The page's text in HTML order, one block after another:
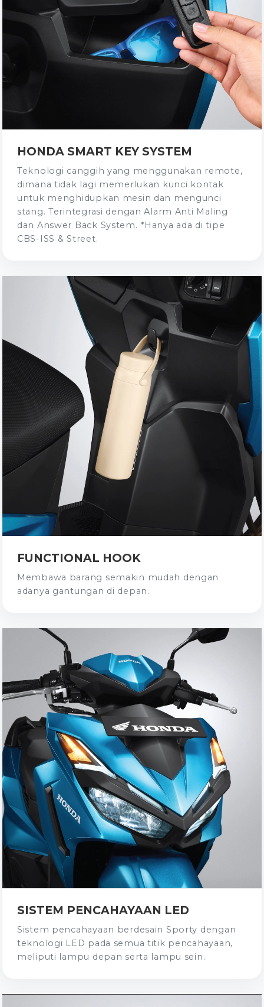
HONDA SMART KEY SYSTEM
Teknologi canggih yang menggunakan remote,
dimana tidak lagi memerlukan kunci kontak
untuk menghidupkan mesin dan mengunci
stang. Terintegrasi dengan Alarm Anti Maling
dan Answer Back System. *Hanya ada di tipe
CBS-ISS & Street.
FUNCTIONAL HOOK
Membawa barang semakin mudah dengan
adanya gantungan di depan.
SISTEM PENCAHAYAAN LED
Sistem pencahayaan berdesain Sporty dengan
teknologi LED pada semua titik pencahayaan,
meliputi lampu depan serta lampu sein.